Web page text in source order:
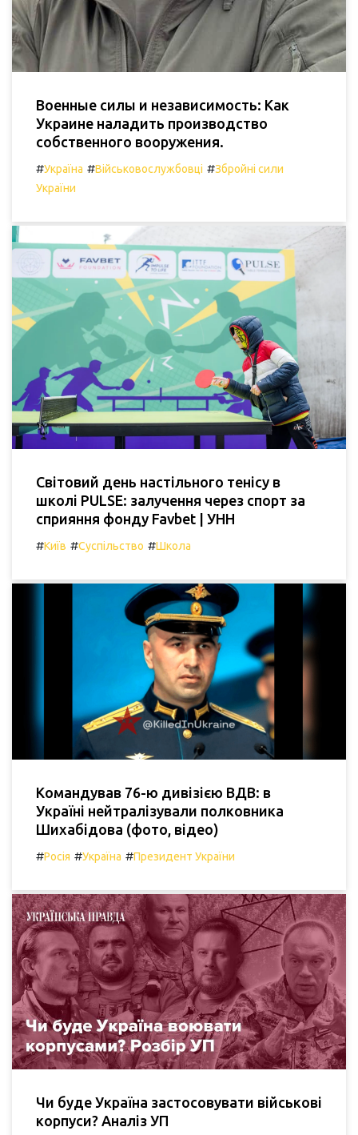
Военные силы и независимость: Как
Украине наладить производство
собственного вооружения.
#Україна #Військовослужбовці #Збройні сили
України
Світовий день настільного тенісу в
школі PULSE: залучення через спорт за
сприяння фонду Favbet | УНН
#Київ #Суспільство #Школа
Командував 76-ю дивізією ВДВ: в
Україні нейтралізували полковника
Шихабідова (фото, відео)
#Росія #Україна #Президент України
Чи буде Україна застосовувати військові
корпуси? Аналіз УП